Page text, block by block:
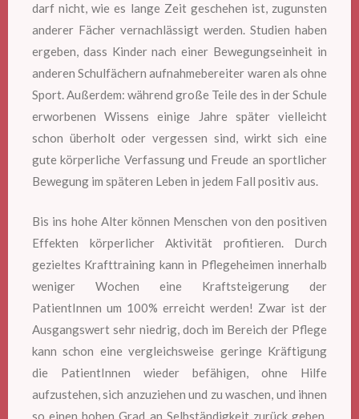
darf nicht, wie es lange Zeit geschehen ist, zugunsten
anderer Fächer vernachlässigt werden. Studien haben
ergeben, dass Kinder nach einer Bewegungseinheit in
anderen Schulfächern aufnahmebereiter waren als ohne
Sport. Außerdem: während große Teile des in der Schule
erworbenen Wissens einige Jahre später vielleicht
schon überholt oder vergessen sind, wirkt sich eine
gute körperliche Verfassung und Freude an sportlicher
Bewegung im späteren Leben in jedem Fall positiv aus.
Bis ins hohe Alter können Menschen von den positiven
Effekten körperlicher Aktivität profitieren. Durch
gezieltes Krafttraining kann in Pflegeheimen innerhalb
weniger Wochen eine Kraftsteigerung der
PatientInnen um 100% erreicht werden! Zwar ist der
Ausgangswert sehr niedrig, doch im Bereich der Pflege
kann schon eine vergleichsweise geringe Kräftigung
die PatientInnen wieder befähigen, ohne Hilfe
aufzustehen, sich anzuziehen und zu waschen, und ihnen
so einen hohen Grad an Selbständigkeit zurück geben.